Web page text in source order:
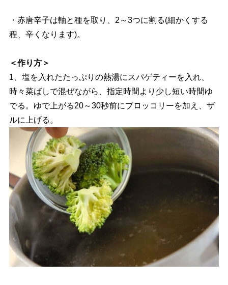
・赤唐辛子は軸と種を取り、2～3つに割る(細かくする
程、辛くなります)。
＜作り方＞
1、塩を入れたたっぷりの熱湯にスパゲティーを入れ、
時々菜ばしで混ぜながら、指定時間より少し短い時間ゆ
でる。ゆで上がる20～30秒前にブロッコリーを加え、ザ
ルに上げる。